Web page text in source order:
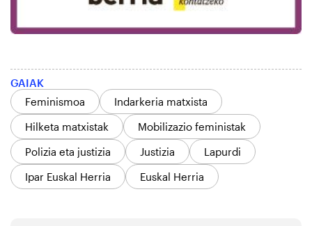
GAIAK
Feminismoa
Indarkeria matxista
Hilketa matxistak
Mobilizazio feministak
Polizia eta justizia
Justizia
Lapurdi
Ipar Euskal Herria
Euskal Herria